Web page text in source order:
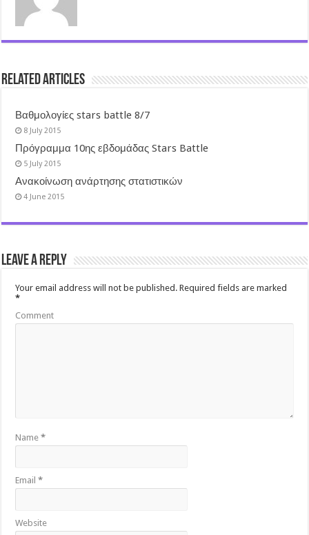
Related Articles
Βαθμολογίες stars battle 8/7
8 July 2015
Πρόγραμμα 10ης εβδομάδας Stars Battle
5 July 2015
Ανακοίνωση ανάρτησης στατιστικών
4 June 2015
Leave a Reply
Your email address will not be published. Required fields are marked
*
Comment
Name*
Email*
Website